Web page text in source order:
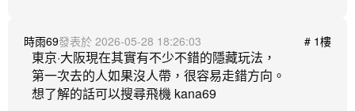
女生品質在線，流程也清楚，重點是不會亂加價。
而且中文能溝通這點真的方便很多，
對旅遊的人來說輕鬆不少。
如果最近有人剛好來日本旅遊，
時雨69 2026-05-28 18:26:03 # 1樓
東京·大阪現在其實有不少不錯的隱藏玩法，
第一次去的人如果沒人帶，很容易走錯方向。